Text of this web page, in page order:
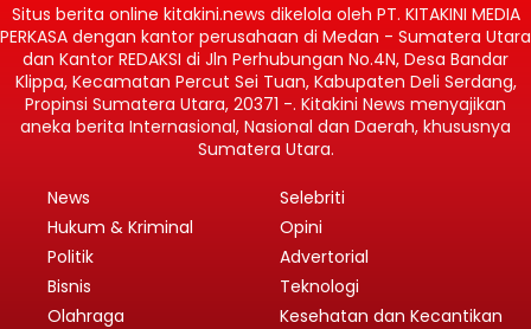
Situs berita online kitakini.news dikelola oleh PT. KITAKINI MEDIA
PERKASA dengan kantor perusahaan di Medan - Sumatera Utara
dan Kantor REDAKSI di Jln Perhubungan No.4N, Desa Bandar
Klippa, Kecamatan Percut Sei Tuan, Kabupaten Deli Serdang,
Propinsi Sumatera Utara, 20371 -. Kitakini News menyajikan
aneka berita Internasional, Nasional dan Daerah, khususnya
Sumatera Utara.
News
Hukum & Kriminal
Politik
Bisnis
Olahraga
Selebriti
Opini
Advertorial
Teknologi
Kesehatan dan Kecantikan